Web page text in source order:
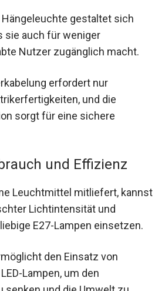
Hängeleuchte gestaltet sich
sie auch für weniger
Nutzer zugänglich macht.
erfordert nur
und die
sorgt für eine sichere
und Effizienz
Leuchtmittel mitliefert, kannst
Lichtintensität und
E27-Lampen einsetzen.
den Einsatz von
Lampen, um den